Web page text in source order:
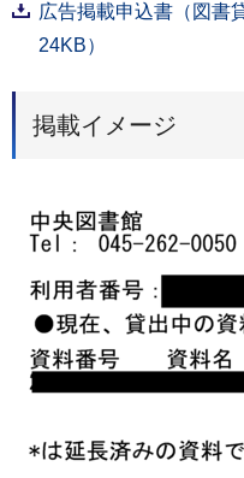
広告掲載申込書（図書
24KB）
掲載イメージ